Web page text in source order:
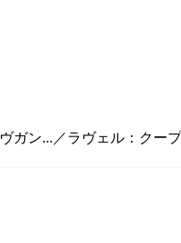
ン...／ラヴェル：クー